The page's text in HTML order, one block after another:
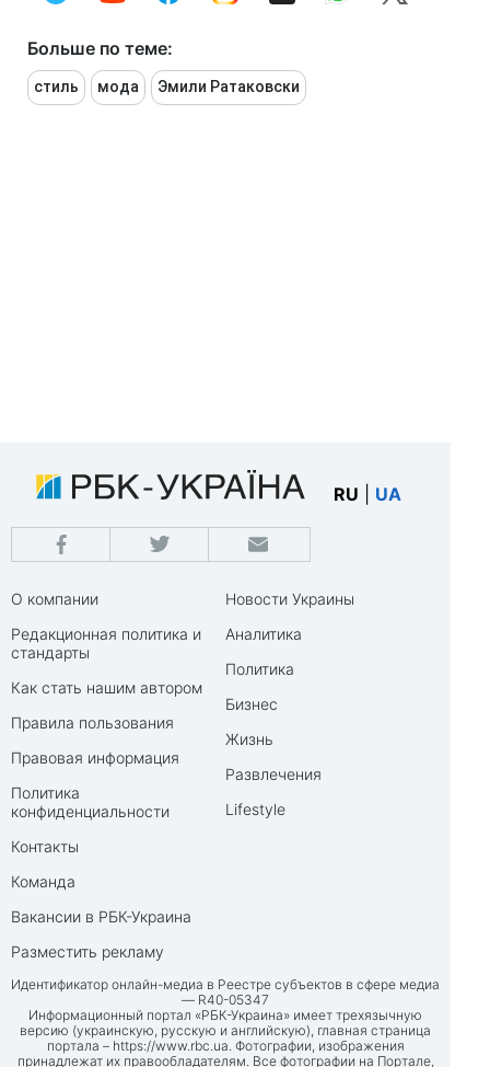
Больше по теме:
стиль мода Эмили Ратаковски
RU UA
О компании
Редакционная политика и
стандарты
Как стать нашим автором
Правила пользования
Правовая информация
Политика
конфиденциальности
Контакты
Команда
Вакансии в РБК-Украина
Разместить рекламу
Новости Украины
Аналитика
Политика
Бизнес
Жизнь
Развлечения
Lifestyle
Идентификатор онлайн-медиа в Реестре субъектов в сфере медиа
— R40-05347
Информационный портал «РБК-Украина» имеет трехязычную
версию (украинскую, русскую и английскую), главная страница
портала – https://www.rbc.ua. Фотографии, изображения
принадлежат их правообладателям. Все фотографии на Портале,